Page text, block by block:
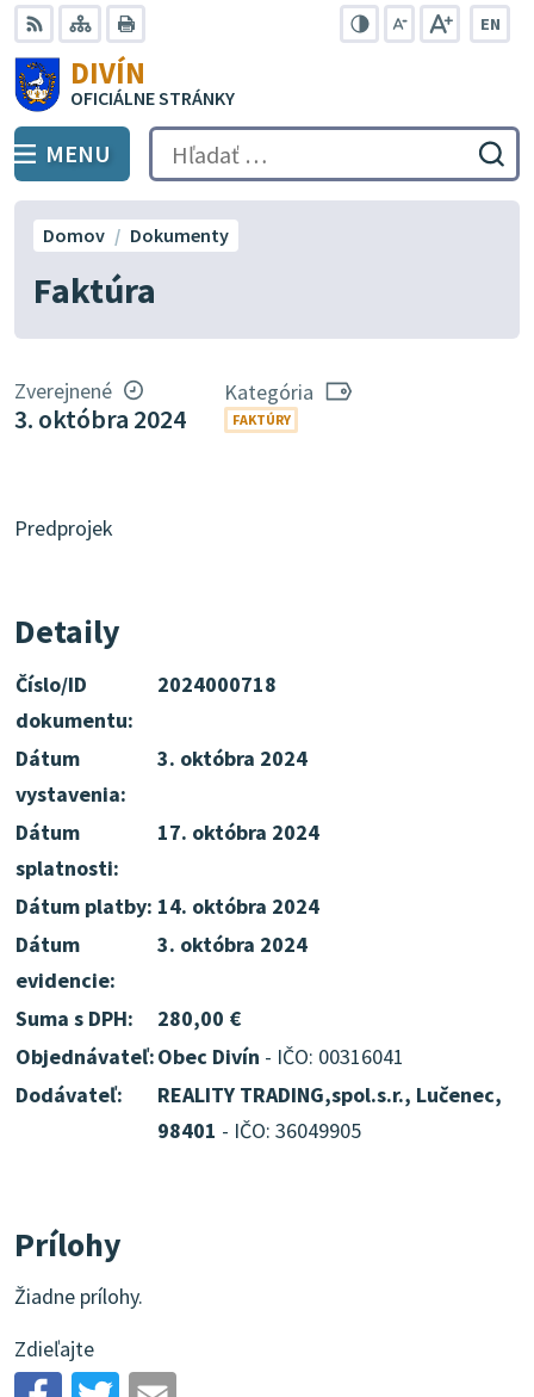
Preskočiť
na
obsah
RSS Mapa
EN
DIVÍN
OFICIÁLNE STRÁNKY
PREPNÚŤ
MENU Hľadať:
Faktúra
Domov Dokumenty
Zverejnené
3. októbra 2024
Kategória
FAKTÚRY
Predprojek
Detaily
Číslo/ID
dokumentu:
2024000718
Dátum
vystavenia:
3. októbra 2024
Dátum
splatnosti:
17. októbra 2024
Dátum platby: 14. októbra 2024
Dátum
evidencie:
3. októbra 2024
Suma s DPH:
280,00 €
Objednávateľ:Obec Divín - IČO: 00316041
Dodávateľ:
REALITY TRADING,spol.s.r., Lučenec,
98401 - IČO: 36049905
Prílohy
Žiadne prílohy.
Zdieľajte